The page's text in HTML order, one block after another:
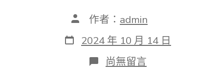
文
作
者
作者： admin
發
表
2024 年 10 月 14 日
在
〈以
尚無留言